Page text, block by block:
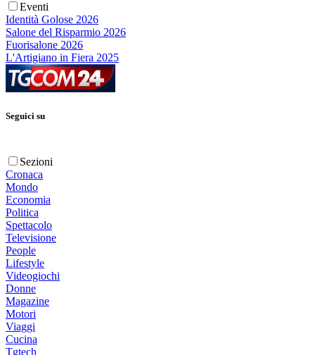
Eventi
Identità Golose 2026
Salone del Risparmio 2026
Fuorisalone 2026
L'Artigiano in Fiera 2025
Seguici su
Sezioni
Cronaca
Mondo
Economia
Politica
Spettacolo
Televisione
People
Lifestyle
Videogiochi
Donne
Magazine
Motori
Viaggi
Cucina
Tgtech